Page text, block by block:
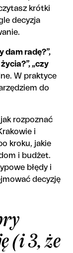
krótki
decyzja
dam radę?”,
„czy
W praktyce
do
rozpoznać
i
kroku, jakie
i budżet.
błędy i
decyzję
(i 3, że